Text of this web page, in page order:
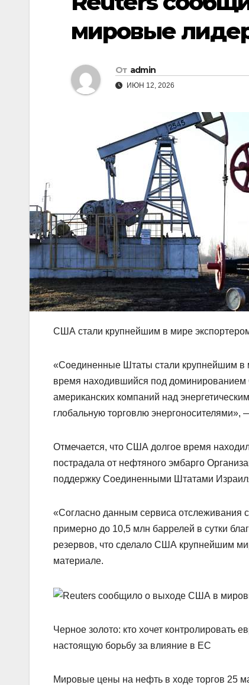
мировые
От admin
ИЮН 12, 2026
США стали крупнейшим в мире
«Соединенные Штаты стали крупнейшим в
время находившийся под доминированием
американских компаний над
глобальную торговлю энергоносителями»,
Отмечается, что США долгое время
пострадала от нефтяного эмбарго
поддержку Соединенными Штатами
«Согласно данным сервиса отслеживания
примерно до 10,5 млн баррелей в сутки
резервов, что сделало США крупнейшим
материале.
Черное золото: кто хочет контролировать
настоящую борьбу за влияние в ЕС
Мировые цены на нефть в ходе торгов 25